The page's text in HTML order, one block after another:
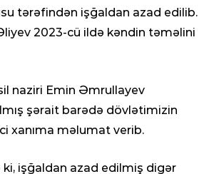
tərəfindən işğaldan azad edilib.
2023-cü ildə kəndin təməlini
naziri Emin Əmrullayev
şərait barədə dövlətimizin
xanıma məlumat verib.
ki, işğaldan azad edilmiş digər